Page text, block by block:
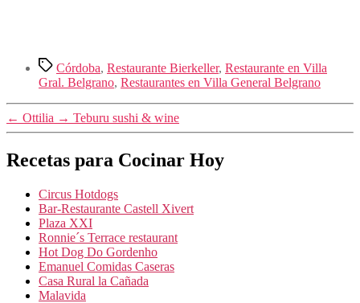
Etiquetas
Córdoba, Restaurante Bierkeller, Restaurante en Villa
Gral. Belgrano, Restaurantes en Villa General Belgrano
← Ottilia → Teburu sushi & wine
Recetas para Cocinar Hoy
Circus Hotdogs
Bar-Restaurante Castell Xivert
Plaza XXI
Ronnie´s Terrace restaurant
Hot Dog Do Gordenho
Emanuel Comidas Caseras
Casa Rural la Cañada
Malavida